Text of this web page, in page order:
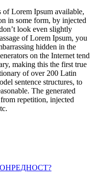
of Lorem Ipsum available,
in some form, by injected
look even slightly
of Lorem Ipsum, you
hidden in the
on the Internet tend
making this the first true
of over 200 Latin
sentence structures, to
The generated
repetition, injected